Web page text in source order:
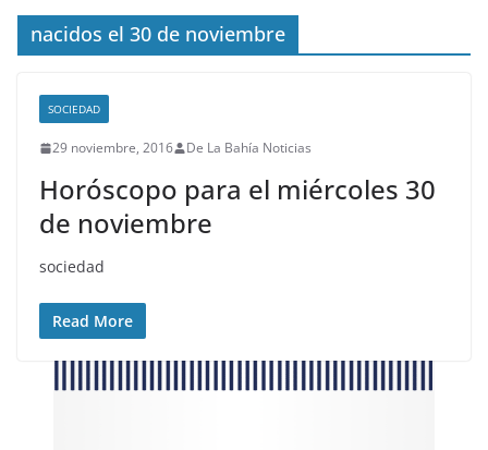
nacidos el 30 de noviembre
SOCIEDAD
29 noviembre, 2016 De La Bahía Noticias
Horóscopo para el miércoles 30
de noviembre
sociedad
Read More